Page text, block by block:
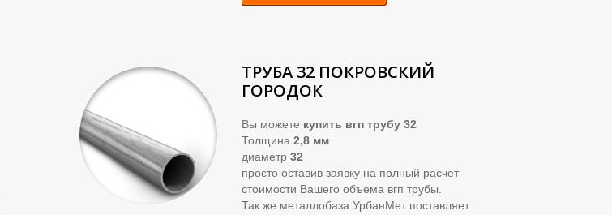
ТРУБА 32 ПОКРОВСКИЙ
ГОРОДОК
Вы можете купить вгп трубу 32
Толщина 2,8 мм
диаметр 32
просто оставив заявку на полный расчет
стоимости Вашего объема вгп трубы.
Так же металлобаза УрбанМет поставляет